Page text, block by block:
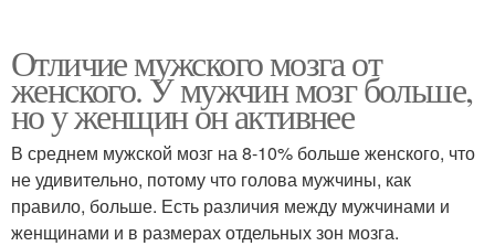
Отличие мужского мозга от
женского. У мужчин мозг больше,
но у женщин он активнее
В среднем мужской мозг на 8-10% больше женского, что
не удивительно, потому что голова мужчины, как
правило, больше. Есть различия между мужчинами и
женщинами и в размерах отдельных зон мозга.